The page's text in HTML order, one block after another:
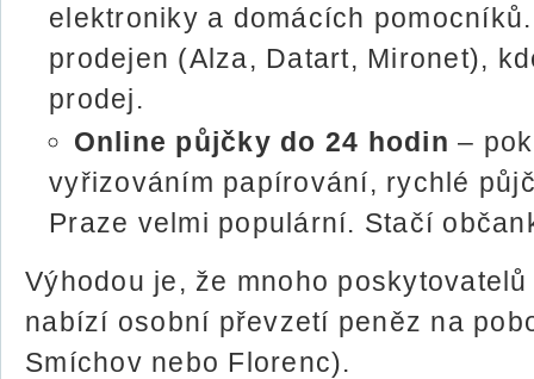
elektroniky a domácích
prodejen (Alza, Datart, Mironet),
prodej.
Online půjčky do 24 hodin –
vyřizováním papírování, rychlé
Praze velmi populární. Stačí
Výhodou je, že mnoho
nabízí osobní převzetí peněz na
Smíchov nebo Florenc).